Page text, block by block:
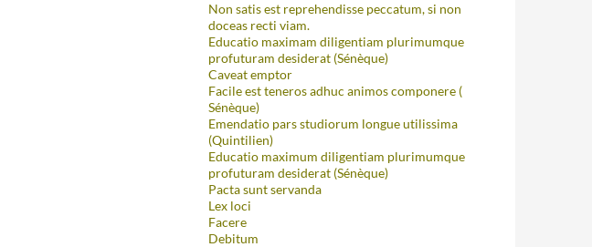
Non satis est reprehendisse peccatum, si non
doceas recti viam.
Educatio maximam diligentiam plurimumque
profuturam desiderat (Sénèque)
Caveat emptor
Facile est teneros adhuc animos componere (
Sénèque)
Emendatio pars studiorum longue utilissima
(Quintilien)
Educatio maximum diligentiam plurimumque
profuturam desiderat (Sénèque)
Pacta sunt servanda
Lex loci
Facere
Debitum